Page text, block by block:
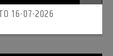
16-07-2026